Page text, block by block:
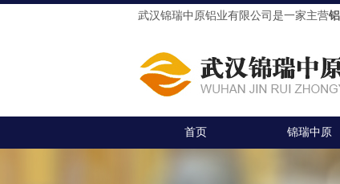
武汉锦瑞中原铝业有限公司是一家主营
首页 锦瑞中原